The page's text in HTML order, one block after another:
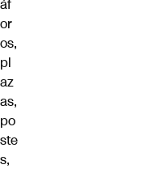
áf
or
os,
pl
az
as,
po
ste
s,